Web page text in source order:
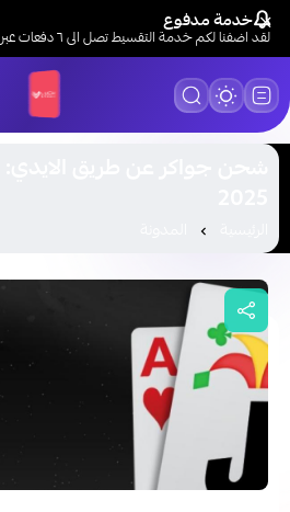
خدمة مدفوع
لقد اضفنا لكم خدمة التقسيط تصل الى ٦ دفعات عبر مدفوع
LUCK STORE